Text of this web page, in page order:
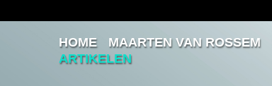
InloggenHOME MAARTEN VAN ROSSEM
ARTIKELEN